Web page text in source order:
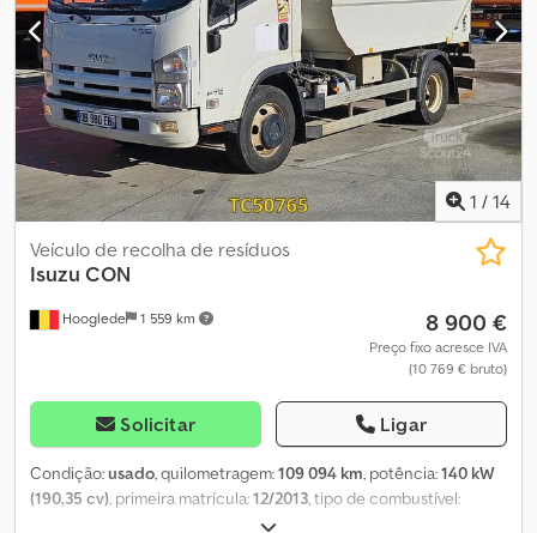
Quilometragem: 228.353 km - Lugares sentados: 40 - Norma Euro:
Euro 6 - Combustível: Diesel - Transmissão: Manual - Potência: 140
kW (190 cv) - Comprimento: 7,72 m Csdpfx Ahjzrruho Soha - Eixos:
2 - Motor: Isuzu Equipamento: - Ar condicionado - ABS - ASR -
Travão motor (retardador) - Cintos de segurança - Cortinas -
Leitor de CD - Aquecedor auxiliar Vendido pela Fleequid, o
mercado europeu de autocarros usados.
1 / 14
Hooglede 1 559 km
Veículo de recolha de resíduos
Isuzu CON
8 900 €
Preço fixo acresce IVA
(10 769 € bruto)
Solicitar Ligar
Condição:usado, quilometragem:109 094 km, potência:140 kW
(190,35 cv) , primeira matrícula:12/2013 , tipo de combustível:
215/75r175